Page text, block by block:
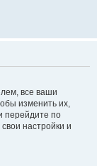
все ваши
изменить их,
перейдите по
настройки и